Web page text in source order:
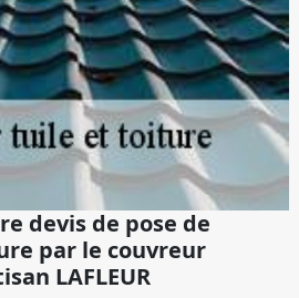
devis de pose de
par le couvreur
LAFLEUR